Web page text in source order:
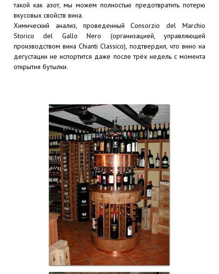
такой как азот, мы можем полностью предотвратить потерю
вкусовых свойств вина.
Химический анализ, проведенный Consorzio del Marchio
Storico del Gallo Nero (организацией, управляющей
производством вина Chianti Classico), подтвердил, что вино на
дегустации не испортится даже после трёх недель с момента
открытия бутылки.